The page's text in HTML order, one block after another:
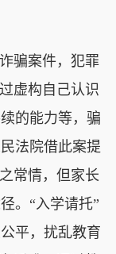
骗案件，犯罪
虚构自己认识
的能力等，骗
法院借此案提
常情，但家长
。“入学请托”
平，扰乱教育